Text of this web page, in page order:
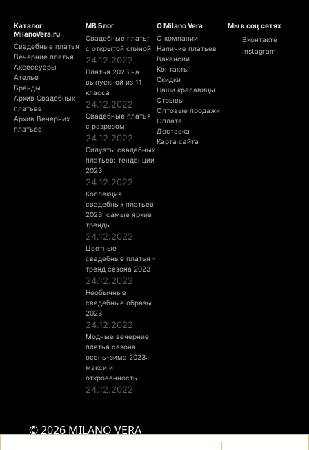
Каталог
MilanoVera.ru
Свадебные платья
Вечерние платья
Аксессуары
Ателье
Бренды
Архив Свадебных
платьев
Архив Вечерних
платьев
МВ Блог
Свадебные платья
с открытой спиной
24.12.2022
Платья 2023 на
выпускной из 11
класса
24.12.2022
Свадебные платья
с разрезом
24.12.2022
Силуэты свадебных
платьев: тенденции
2023
24.12.2022
Коллекция
свадебных платьев
2023: самые яркие
тренды
24.12.2022
Цветные
свадебные платья -
тренд сезона 2023
24.12.2022
Необычные
свадебные образы
2023
24.12.2022
Модные вечерние
платья сезона
осень-зима 2023:
макси и
откровенность
24.12.2022
О Milano Vera
О компании
Наличие платьев
Вакансии
Контакты
Скидки
Наши красавицы
Отзывы
Оптовые продажи
Оплата
Доставка
Карта сайта
Мы в соц сетях
Вконтакте
Instagram
© 2026 MILANO VERA